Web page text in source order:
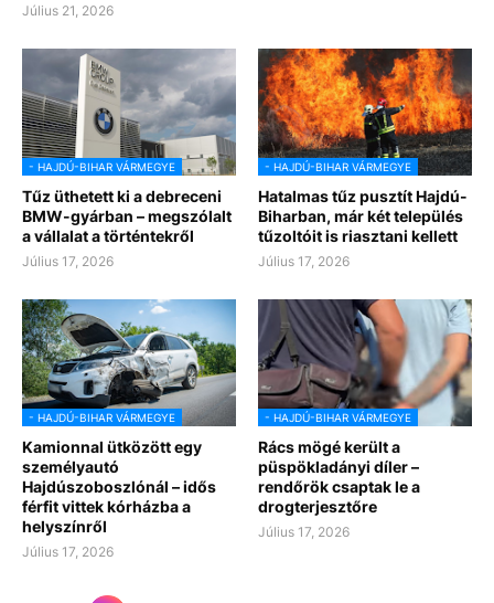
Július 21, 2026
- HAJDÚ-BIHAR VÁRMEGYE
Tűz üthetett ki a debreceni
BMW-gyárban – megszólalt
a vállalat a történtekről
Július 17, 2026
- HAJDÚ-BIHAR VÁRMEGYE
Hatalmas tűz pusztít Hajdú-
Biharban, már két település
tűzoltóit is riasztani kellett
Július 17, 2026
- HAJDÚ-BIHAR VÁRMEGYE
Kamionnal ütközött egy
személyautó
Hajdúszoboszlónál – idős
férfit vittek kórházba a
helyszínről
Július 17, 2026
- HAJDÚ-BIHAR VÁRMEGYE
Rács mögé került a
püspökladányi díler –
rendőrök csaptak le a
drogterjesztőre
Július 17, 2026